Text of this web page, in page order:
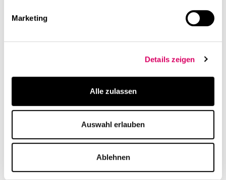
Marketing
Details zeigen
Alle zulassen
Auswahl erlauben
Ablehnen
Project
In the press